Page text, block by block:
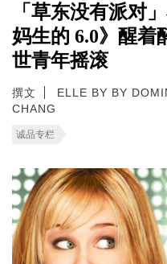
「草东没有派对
妈生的 6.0》醒着
世青年摇滚
撰文
ELLE BY BY
CHANG
诚品专栏